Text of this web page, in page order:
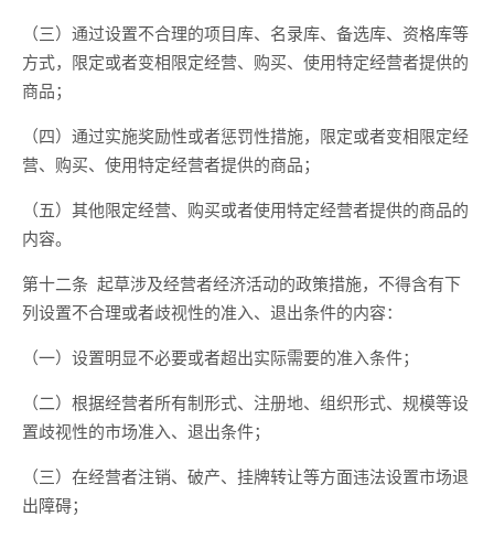
（三）通过设置不合理的项目库、名录库、备选库、资格库等
方式，限定或者变相限定经营、购买、使用特定经营者提供的
商品；
（四）通过实施奖励性或者惩罚性措施，限定或者变相限定经
营、购买、使用特定经营者提供的商品；
（五）其他限定经营、购买或者使用特定经营者提供的商品的
内容。
第十二条 起草涉及经营者经济活动的政策措施，不得含有下
列设置不合理或者歧视性的准入、退出条件的内容：
（一）设置明显不必要或者超出实际需要的准入条件；
（二）根据经营者所有制形式、 注册地、组织形式、规模等设
置歧视性的市场准入、退出条件；
（三） 在经营者注销、破产、挂牌转让等方面违法设置市场退
出障碍；